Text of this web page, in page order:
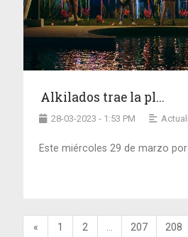
Alkilados trae la pl...
28-03-2023 - 1:53 PM
Este miércoles 29 de marzo
« 1 2 207 208